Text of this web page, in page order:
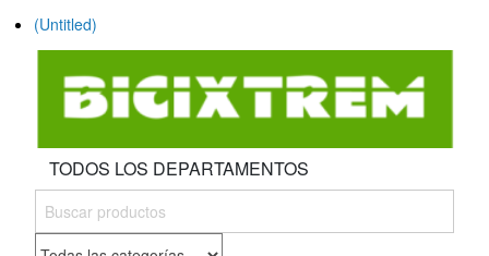
(Untitled)
TODOS LOS DEPARTAMENTOS